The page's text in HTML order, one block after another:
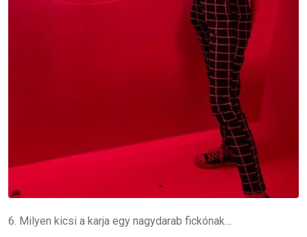
6. Milyen kicsi a karja egy nagydarab fickónak…